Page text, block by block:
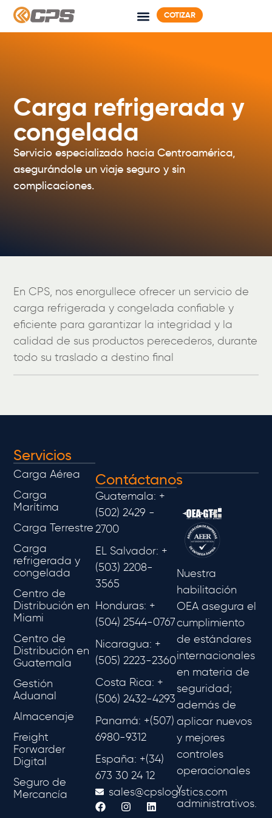
COTIZAR
Carga refrigerada y
congelada
Servicio especializado hacia Centroamérica,
asegurándole un viaje seguro y sin
complicaciones.
En CPS, nos enorgullece ofrecer un servicio de
carga refrigerada y congelada confiable y
eficiente para garantizar la integridad y la
calidad de sus productos perecederos, durante
todo su traslado a destino final
Servicios
Carga Aérea
Carga
Marítima
Carga Terrestre
Carga
refrigerada y
congelada
Centro de
Distribución en
Miami
Centro de
Distribución en
Guatemala
Gestión
Aduanal
Almacenaje
Freight
Forwarder
Digital
Seguro de
Mercancía
Contáctanos
Guatemala: +
(502) 2429 -
2700
EL Salvador: +
(503) 2208-
3565
Honduras: +
(504) 2544-0767
Nicaragua: +
(505) 2223-2360
Costa Rica: +
(506) 2432-4293
Panamá: +(507)
6980-9312
España: +(34)
673 30 24 12
sales@cpslogistics.com
Nuestra
habilitación
OEA asegura el
cumplimiento
de estándares
internacionales
en materia de
seguridad;
además de
aplicar nuevos
y mejores
controles
operacionales
y
administrativos.